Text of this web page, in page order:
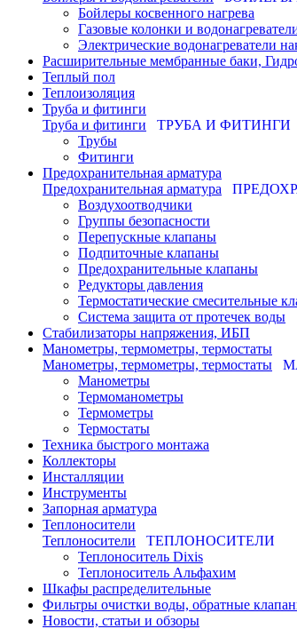
Бойлеры косвенного нагрева
Газовые колонки и
Электрические водонагреватели
Расширительные мембранные баки,
Теплый пол
Теплоизоляция
Труба и фитинги
Труба и фитинги
ТРУБА И ФИТИНГИ
Трубы
Фитинги
Предохранительная арматура
Предохранительная арматура
Воздухоотводчики
Группы безопасности
Перепускные клапаны
Подпиточные клапаны
Предохранительные клапаны
Редукторы давления
Термостатические смесительные
Система защита от протечек воды
Стабилизаторы напряжения, ИБП
Манометры, термометры, термостаты
Манометры, термометры, термостаты
Манометры
Термоманометры
Термометры
Термостаты
Техника быстрого монтажа
Коллекторы
Инсталляции
Инструменты
Запорная арматура
Теплоносители
Теплоносители
ТЕПЛОНОСИТЕЛИ
Теплоноситель Dixis
Теплоноситель Альфахим
Шкафы распределительные
Фильтры очистки воды, обратные
Новости, статьи и обзоры